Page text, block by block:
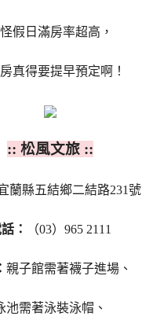
假日滿房率超高，
真得要提早預定啊！
:: 松風文旅 ::
蘭縣五結鄉二結路231號
： （03）965 2111
親子館需著襪子進場、
池需著泳裝泳帽、